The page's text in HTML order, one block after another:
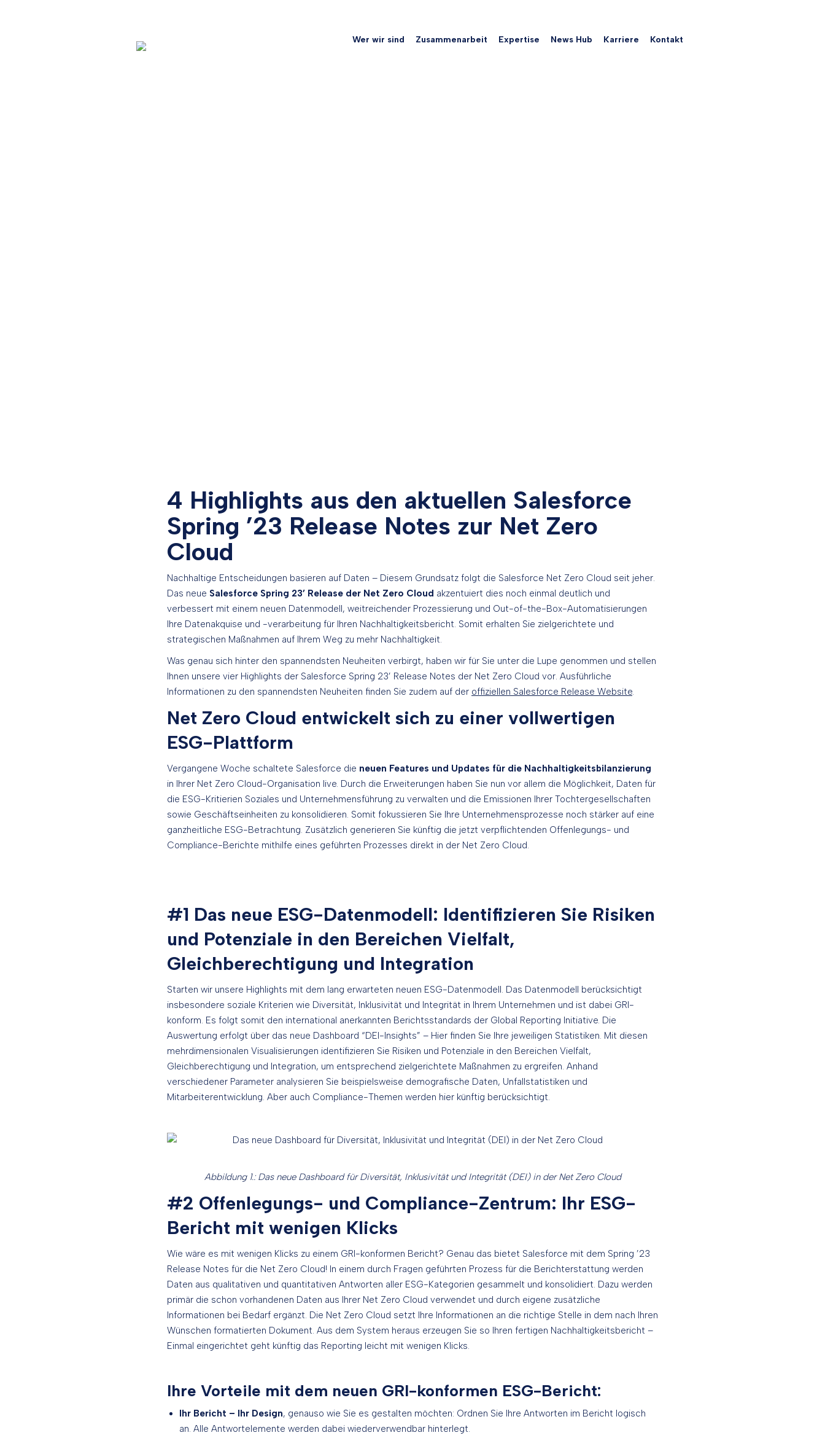
Wer wir sind Zusammenarbeit Expertise News Hub Karriere Kontakt
4 Highlights aus den aktuellen Salesforce
Spring ’23 Release Notes zur Net Zero
Cloud
Nachhaltige Entscheidungen basieren auf Daten – Diesem Grundsatz folgt die Salesforce Net Zero Cloud seit jeher.
Das neue Salesforce Spring 23’ Release der Net Zero Cloud akzentuiert dies noch einmal deutlich und
verbessert mit einem neuen Datenmodell, weitreichender Prozessierung und Out-of-the-Box-Automatisierungen
Ihre Datenakquise und -verarbeitung für Ihren Nachhaltigkeitsbericht. Somit erhalten Sie zielgerichtete und
strategischen Maßnahmen auf Ihrem Weg zu mehr Nachhaltigkeit.
Was genau sich hinter den spannendsten Neuheiten verbirgt, haben wir für Sie unter die Lupe genommen und stellen
Ihnen unsere vier Highlights der Salesforce Spring 23’ Release Notes der Net Zero Cloud vor. Ausführliche
Informationen zu den spannendsten Neuheiten finden Sie zudem auf der offiziellen Salesforce Release Website.
Net Zero Cloud entwickelt sich zu einer vollwertigen
ESG-Plattform
Vergangene Woche schaltete Salesforce die neuen Features und Updates für die Nachhaltigkeitsbilanzierung
in Ihrer Net Zero Cloud-Organisation live. Durch die Erweiterungen haben Sie nun vor allem die Möglichkeit, Daten für
die ESG-Kritierien Soziales und Unternehmensführung zu verwalten und die Emissionen Ihrer Tochtergesellschaften
sowie Geschäftseinheiten zu konsolidieren. Somit fokussieren Sie Ihre Unternehmensprozesse noch stärker auf eine
ganzheitliche ESG-Betrachtung. Zusätzlich generieren Sie künftig die jetzt verpflichtenden Offenlegungs- und
Compliance-Berichte mithilfe eines geführten Prozesses direkt in der Net Zero Cloud.
#1 Das neue ESG-Datenmodell: Identifizieren Sie Risiken
und Potenziale in den Bereichen Vielfalt,
Gleichberechtigung und Integration
Starten wir unsere Highlights mit dem lang erwarteten neuen ESG-Datenmodell. Das Datenmodell berücksichtigt
insbesondere soziale Kriterien wie Diversität, Inklusivität und Integrität in Ihrem Unternehmen und ist dabei GRI-
konform. Es folgt somit den international anerkannten Berichtsstandards der Global Reporting Initiative. Die
Auswertung erfolgt über das neue Dashboard “DEI-Insights” – Hier finden Sie Ihre jeweiligen Statistiken. Mit diesen
mehrdimensionalen Visualisierungen identifizieren Sie Risiken und Potenziale in den Bereichen Vielfalt,
Gleichberechtigung und Integration, um entsprechend zielgerichtete Maßnahmen zu ergreifen. Anhand
verschiedener Parameter analysieren Sie beispielsweise demografische Daten, Unfallstatistiken und
Mitarbeiterentwicklung. Aber auch Compliance-Themen werden hier künftig berücksichtigt.
Abbildung 1.: Das neue Dashboard für Diversität, Inklusivität und Integrität (DEI) in der Net Zero Cloud
#2 Offenlegungs- und Compliance-Zentrum: Ihr ESG-
Bericht mit wenigen Klicks
Wie wäre es mit wenigen Klicks zu einem GRI-konformen Bericht? Genau das bietet Salesforce mit dem Spring ’23
Release Notes für die Net Zero Cloud! In einem durch Fragen geführten Prozess für die Berichterstattung werden
Daten aus qualitativen und quantitativen Antworten aller ESG-Kategorien gesammelt und konsolidiert. Dazu werden
primär die schon vorhandenen Daten aus Ihrer Net Zero Cloud verwendet und durch eigene zusätzliche
Informationen bei Bedarf ergänzt. Die Net Zero Cloud setzt Ihre Informationen an die richtige Stelle in dem nach Ihren
Wünschen formatierten Dokument. Aus dem System heraus erzeugen Sie so Ihren fertigen Nachhaltigkeitsbericht –
Einmal eingerichtet geht künftig das Reporting leicht mit wenigen Klicks.
Ihre Vorteile mit dem neuen GRI-konformen ESG-Bericht:
Ihr Bericht – Ihr Design, genauso wie Sie es gestalten möchten: Ordnen Sie Ihre Antworten im Bericht logisch
an. Alle Antwortelemente werden dabei wiederverwendbar hinterlegt.